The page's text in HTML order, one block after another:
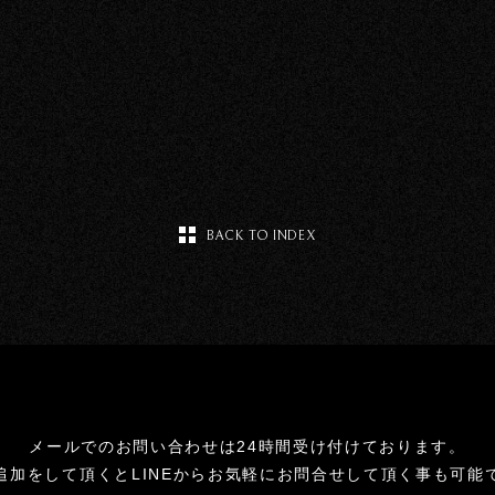
BACK TO INDEX
メールでのお問い合わせは24時間受け付けております。
加をして頂くとLINEからお気軽にお問合せして頂く事も可能